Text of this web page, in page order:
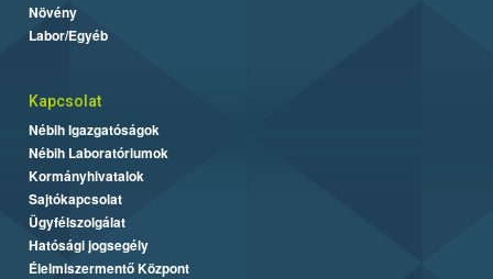
Növény
Labor/Egyéb
Kapcsolat
Nébih Igazgatóságok
Nébih Laboratóriumok
Kormányhivatalok
Sajtókapcsolat
Ügyfélszolgálat
Hatósági jogsegély
Élelmiszermentő Központ